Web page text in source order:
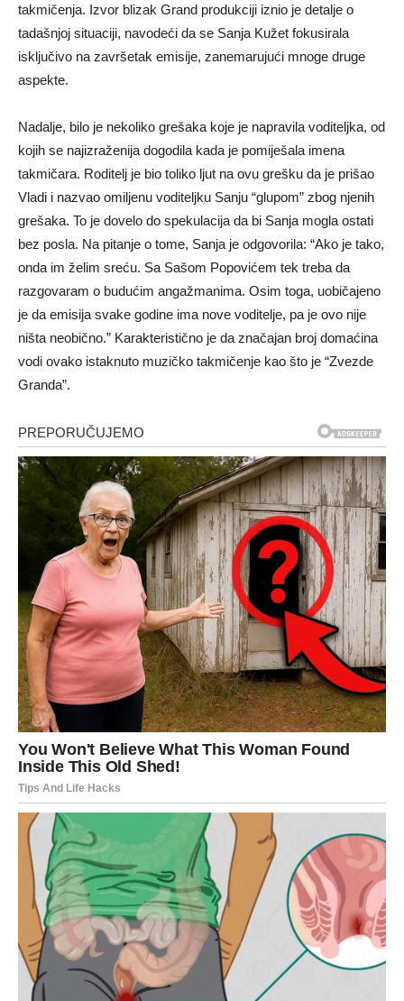
takmičenja. Izvor blizak Grand produkciji iznio je detalje o
tadašnjoj situaciji, navodeći da se Sanja Kužet fokusirala
isključivo na završetak emisije, zanemarujući mnoge druge
aspekte.
Nadalje, bilo je nekoliko grešaka koje je napravila voditeljka, od
kojih se najizraženija dogodila kada je pomiješala imena
takmičara. Roditelj je bio toliko ljut na ovu grešku da je prišao
Vladi i nazvao omiljenu voditeljku Sanju “glupom” zbog njenih
grešaka. To je dovelo do spekulacija da bi Sanja mogla ostati
bez posla. Na pitanje o tome, Sanja je odgovorila: “Ako je tako,
onda im želim sreću. Sa Sašom Popovićem tek treba da
razgovaram o budućim angažmanima. Osim toga, uobičajeno
je da emisija svake godine ima nove voditelje, pa je ovo nije
ništa neobično.” Karakteristično je da značajan broj domaćina
vodi ovako istaknuto muzičko takmičenje kao što je “Zvezde
Granda”.